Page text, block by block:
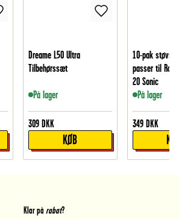
Dreame L50 Ultra
Tilbehørssæt
På lager
309 DKK
KØB
10-pak
passer til
20 Sonic
På lager
349 DKK
Klar på rabat?